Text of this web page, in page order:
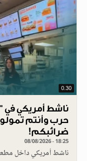
0.30
ناشط أمريكي في
حرب وأنتم
ضرائبكم!
08/08/2026 - 18:25
ناشط أمريكي داخل